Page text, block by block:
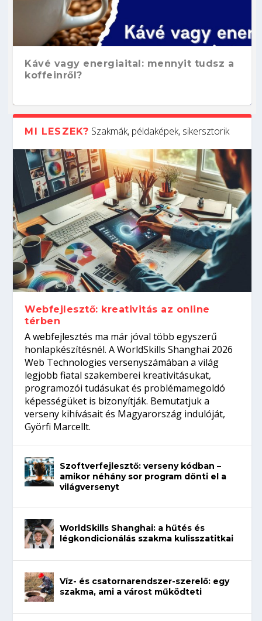
Kávé vagy energiaital: mennyit tudsz a
koffeinről?
Hogyan készíts ATS-barát önéletrajzot?
Így növelheted az esélyedet az
állásinterjúra...
Kitalálod, mire használják ezeket a
gépeket?
Nem sikerült az egyetemi felvételi?
Tanulj szakmát!
Szoftverfejlesztő: verseny kódban –
amikor néhány sor program dönti el a
világversenyt...
MI LESZEK? Szakmák, példaképek, sikersztorik
Webfejlesztő: kreativitás az online
térben
A webfejlesztés ma már jóval több egyszerű
honlapkészítésnél. A WorldSkills Shanghai 2026
Web Technologies versenyszámában a világ
legjobb fiatal szakemberei kreativitásukat,
programozói tudásukat és problémamegoldó
képességüket is bizonyítják. Bemutatjuk a
verseny kihívásait és Magyarország indulóját,
Györfi Marcellt.
Szoftverfejlesztő: verseny kódban –
amikor néhány sor program dönti el a
világversenyt
WorldSkills Shanghai: a hűtés és
légkondicionálás szakma kulisszatitkai
Víz- és csatornarendszer-szerelő: egy
szakma, ami a várost működteti